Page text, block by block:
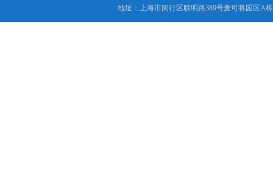
地址：上海市闵行区联明路389号麦可将园区A